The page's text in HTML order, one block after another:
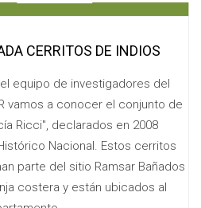
CERRITOS DE INDIOS
equipo de investigadores del
vamos a conocer el conjunto de
Ricci", declarados en 2008
Nacional. Estos cerritos
parte del sitio Ramsar Bañados
costera y están ubicados al